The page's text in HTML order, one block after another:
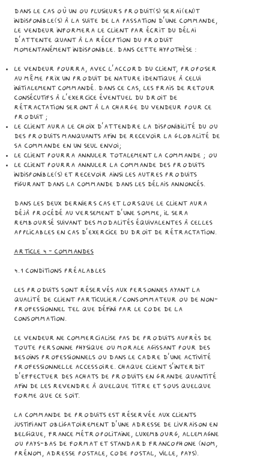
Dans le cas où un ou plusieurs Produit(s) serai(en)t
indisponible(s) à la suite de la passation d’une commande,
le Vendeur informera le Client par écrit du délai
d’attente quant à la réception du Produit
momentanément indisponible. Dans cette hypothèse :
le Vendeur pourra, avec l’accord du Client, proposer
au même prix un produit de nature identique à celui
initialement commandé. Dans ce cas, les frais de retour
consécutifs à l’exercice éventuel du droit de
rétractation seront à la charge du Vendeur pour ce
produit ;
le Client aura le choix d’attendre la disponibilité du ou
des Produits manquants afin de recevoir la globalité de
sa commande en un seul envoi;
le Client pourra annuler totalement la commande ; ou
le Client pourra annuler la commande des Produits
indisponible(s) et recevoir ainsi les autres Produits
figurant dans la commande dans les délais annoncés.
Dans les deux derniers cas et lorsque le Client aura
déjà procédé au versement d’une somme, il sera
remboursé suivant des modalités équivalentes à celles
applicables en cas d’exercice du droit de rétractation.
Article 4 - COMMANDES
4.1 Conditions préalables
Les Produits sont réservés aux personnes ayant la
qualité de client particulier/consommateur ou de non-
professionnel tel que défini par le Code de la
Consommation.
Le Vendeur ne commercialise pas de Produits auprès de
toute personne physique ou morale agissant pour des
besoins professionnels ou dans le cadre d’une activité
professionnelle accessoire. Chaque Client s'interdit
d'effectuer des achats de Produits en grande quantité
afin de les revendre à quelque titre et sous quelque
forme que ce soit.
La commande de Produits est réservée aux Clients
justifiant obligatoirement d'une adresse de livraison en
Belgique, France métropolitaine, Luxembourg, Allemagne
ou Pays-Bas de format et standard francophone (nom,
prénom, adresse postale, code postal, ville, pays).